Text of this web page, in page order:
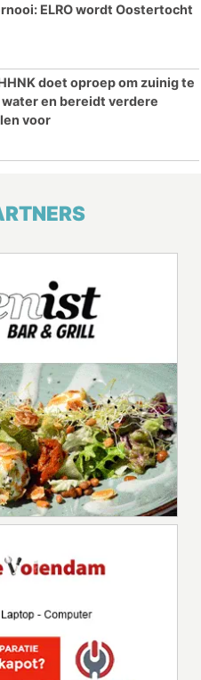
ELRO wordt Oostertocht
doet oproep om zuinig te
en bereidt verdere
voor